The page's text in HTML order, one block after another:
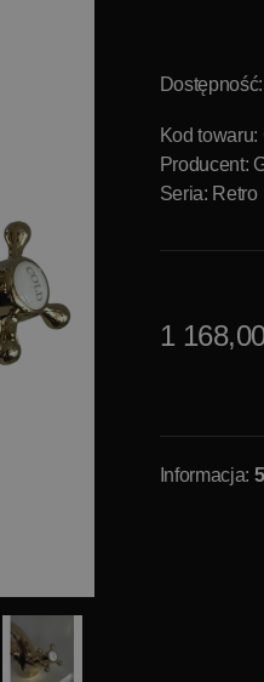
Kod
Producent:
Seria: Retro
1
Informacja: